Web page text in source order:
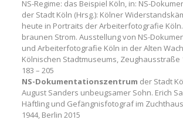
NS-Regime: das Beispiel Köln, in: NS-
der Stadt Köln (Hrsg.): Kölner
heute in Portraits der Arbeiterfotografie
braunen Strom. Ausstellung von NS-
und Arbeiterfotografie Köln in der Alten
Kölnischen Stadtmuseums, Zeughausstraße 1
183 – 205
NS-Dokumentationszentrum der Stadt
August Sanders unbeugsamer Sohn. Erich
Häftling und Gefängnisfotograf im
1944, Berlin 2015